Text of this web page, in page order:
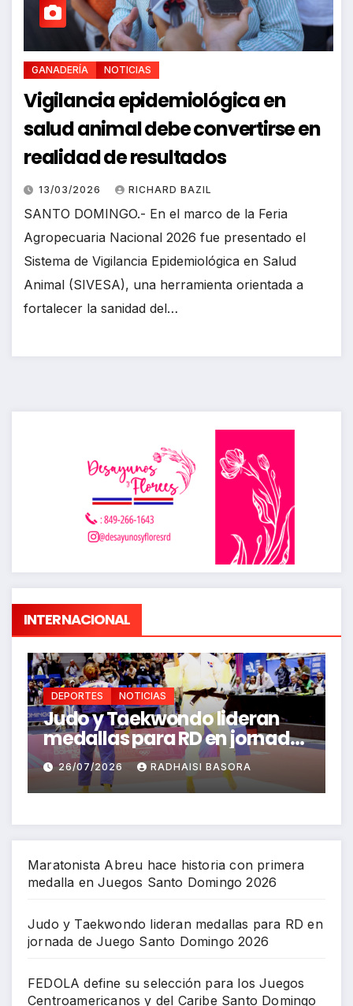
GANADERÍA NOTICIAS
Vigilancia epidemiológica en
salud animal debe convertirse en
realidad de resultados
13/03/2026 RICHARD BAZIL
SANTO DOMINGO.- En el marco de la Feria
Agropecuaria Nacional 2026 fue presentado el
Sistema de Vigilancia Epidemiológica en Salud
Animal (SIVESA), una herramienta orientada a
fortalecer la sanidad del…
INTERNACIONAL
lideran
jornada
DEPORTES NOTICIAS
FEDOLA define su
para los Juegos
Centroamericanos y del
Caribe Santo Domingo
26/07/2026 RICHARD BAZIL
Maratonista Abreu hace historia con primera
medalla en Juegos Santo Domingo 2026
Judo y Taekwondo lideran medallas para RD en
jornada de Juego Santo Domingo 2026
FEDOLA define su selección para los Juegos
Centroamericanos y del Caribe Santo Domingo